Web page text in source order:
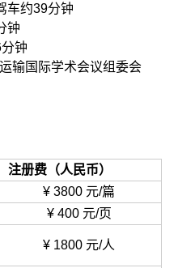
车约39分钟
钟
钟
输国际学术会议组委会
注册费（人民币）
¥ 3800 元/篇
¥ 400 元/页
¥ 1800 元/人